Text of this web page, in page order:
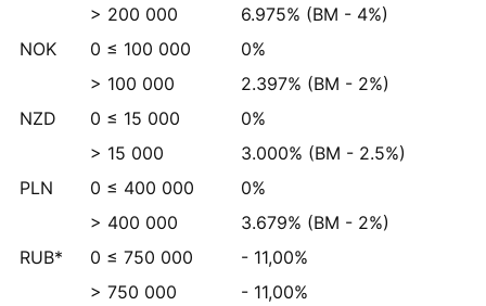
> 200 000
6.975% (BM - 4%)
NOK
0 ≤ 100 000
0%
> 100 000
2.397% (BM - 2%)
NZD
0 ≤ 15 000
0%
> 15 000
3.000% (BM - 2.5%)
PLN
0 ≤ 400 000
0%
> 400 000
3.679% (BM - 2%)
RUB*
0 ≤ 750 000
- 11,00%
> 750 000
- 11,00%